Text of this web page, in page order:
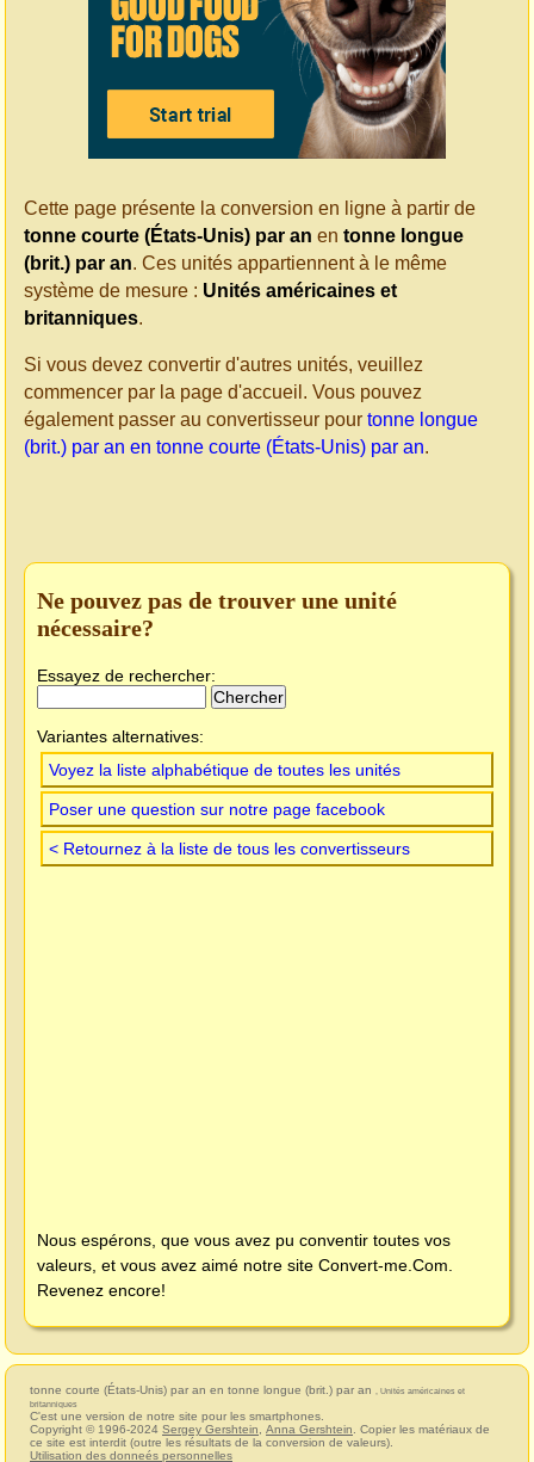
Cette page présente la conversion en ligne à partir de
tonne courte (États-Unis) par an en tonne longue
(brit.) par an. Ces unités appartiennent à le même
système de mesure : Unités américaines et
britanniques.
Si vous devez convertir d'autres unités, veuillez
commencer par la page d'accueil. Vous pouvez
également passer au convertisseur pour tonne longue
(brit.) par an en tonne courte (États-Unis) par an.
Ne pouvez pas de trouver une unité
nécessaire?
Essayez de rechercher:
Variantes alternatives:
Voyez la liste alphabétique de toutes les unités
Poser une question sur notre page facebook
< Retournez à la liste de tous les convertisseurs
Nous espérons, que vous avez pu conventir toutes vos
valeurs, et vous avez aimé notre site Convert-me.Com
Revenez encore!
tonne courte (États-Unis) par an en tonne longue (brit.) par an
, Unités américaines et
britanniques
C'est une version de notre site pour les smartphones.
Copyright © 1996-2024 Sergey Gershtein Anna Gershtein . Copier les matériaux de
ce site est interdit (outre les résultats de la conversion de valeurs).
Utilisation des donneés personnelles